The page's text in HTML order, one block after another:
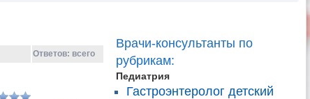
Ответов: всего
Врачи-консультанты по
рубрикам:
Педиатрия
Гастроэнтеролог детский